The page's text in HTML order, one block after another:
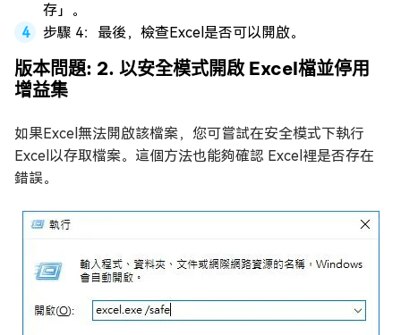
存」。
步驟 4：最後，檢查Excel是否可以開啟。
版本問題: 2. 以安全模式開啟 Excel檔並停用
增益集
如果Excel無法開啟該檔案，您可嘗試在安全模式下執行
Excel以存取檔案。這個方法也能夠確認 Excel裡是否存在
錯誤。